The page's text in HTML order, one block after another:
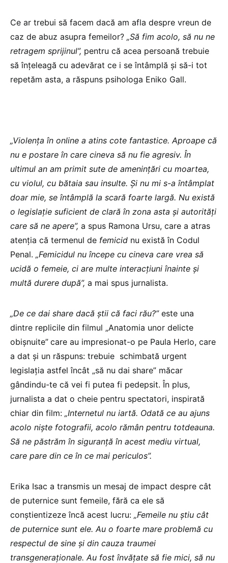
Ce ar trebui să facem dacă am afla despre vreun de
caz de abuz asupra femeilor? „Să fim acolo, să nu ne
retragem sprijinul”, pentru că acea persoană trebuie
să înțeleagă cu adevărat ce i se întâmplă și să-i tot
repetăm asta, a răspuns psihologa Eniko Gall.
„Violența în online a atins cote fantastice. Aproape că
nu e postare în care cineva să nu fie agresiv. În
ultimul an am primit sute de amenințări cu moartea,
cu violul, cu bătaia sau insulte. Și nu mi s-a întâmplat
doar mie, se întâmplă la scară foarte largă. Nu există
o legislație suficient de clară în zona asta și autorități
care să ne apere”, a spus Ramona Ursu, care a atras
atenția că termenul de femicid nu există în Codul
Penal. „Femicidul nu începe cu cineva care vrea să
ucidă o femeie, ci are multe interacțiuni înainte și
multă durere după”, a mai spus jurnalista.
„De ce dai share dacă știi că faci rău?”este una
dintre replicile din filmul „Anatomia unor delicte
obișnuite” care au impresionat-o pe Paula Herlo, care
a dat și un răspuns: trebuie schimbată urgent
legislația astfel încât „să nu dai share” măcar
gândindu-te că vei fi putea fi pedepsit. În plus,
jurnalista a dat o cheie pentru spectatori, inspirată
chiar din film: „Internetul nu iartă. Odată ce au ajuns
acolo niște fotografii, acolo rămân pentru totdeauna.
Să ne păstrăm în siguranță în acest mediu virtual,
care pare din ce în ce mai periculos”.
Erika Isac a transmis un mesaj de impact despre cât
de puternice sunt femeile, fără ca ele să
conștientizeze încă acest lucru: „Femeile nu știu cât
de puternice sunt ele. Au o foarte mare problemă cu
respectul de sine și din cauza traumei
transgeneraționale. Au fost învățate să fie mici, să nu